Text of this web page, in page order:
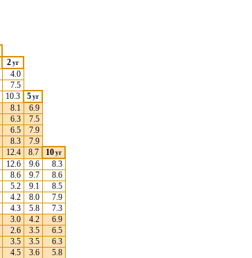
2yr
4.0
7.5
10.3 5yr
8.1
6.9
6.3
7.5
6.5
7.9
8.3
7.9
12.4 8.7 10yr
12.6 9.6
8.3
8.6 9.7
8.6
5.2 9.1
8.5
4.2 8.0
7.9
4.3 5.8
7.3
3.0 4.2
6.9
2.6 3.5
6.5
3.5 3.5
6.3
4.5 3.6
5.8